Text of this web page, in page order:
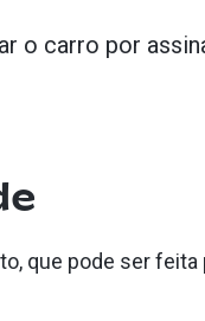
o carro por
que pode ser